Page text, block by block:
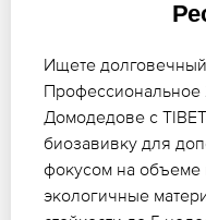
Ищете
Домодедове с
биозавивку для
фокусом на объеме
экологичные